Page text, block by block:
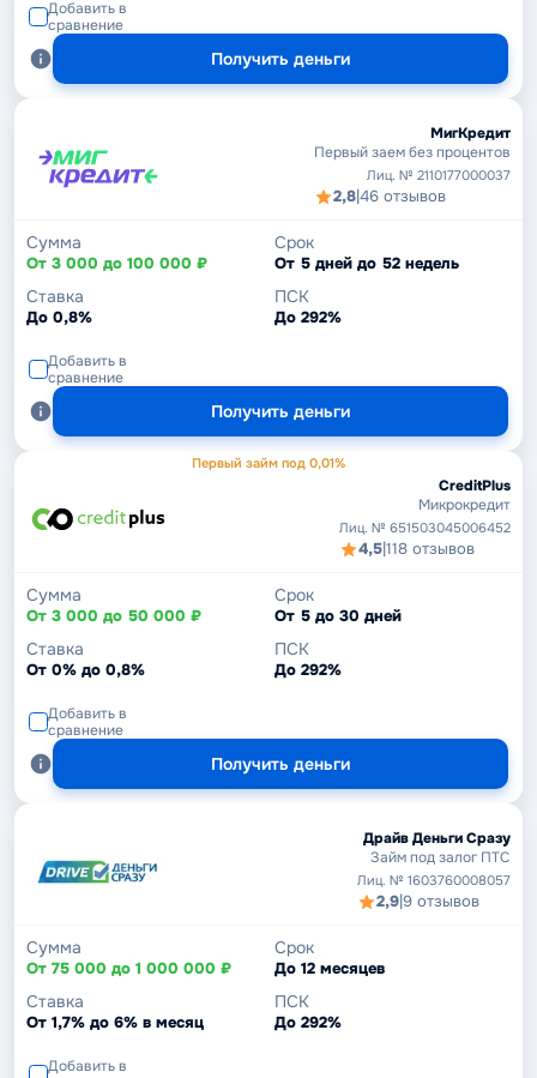
Добавить в
сравнение
Получить деньги
МигКредит
Первый заем без процентов
Лиц. № 2110177000037
2,8|46 отзывов
Сумма
От 3 000 до 100 000 ₽
Срок
От 5 дней до 52 недель
Ставка
До 0,8%
ПСК
До 292%
Добавить в
сравнение
Получить деньги
Первый займ под 0,01%
CreditPlus
Микрокредит
Лиц. № 651503045006452
4,5|118 отзывов
Сумма
От 3 000 до 50 000 ₽
Срок
От 5 до 30 дней
Ставка
От 0% до 0,8%
ПСК
До 292%
Добавить в
сравнение
Получить деньги
Драйв Деньги Сразу
Займ под залог ПТС
Лиц. № 1603760008057
2,9|9 отзывов
Сумма
От 75 000 до 1 000 000 ₽
Срок
До 12 месяцев
Ставка
От 1,7% до 6% в месяц
ПСК
До 292%
Добавить в